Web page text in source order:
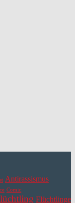
Antirassismus
Comic
Flüchtlinge